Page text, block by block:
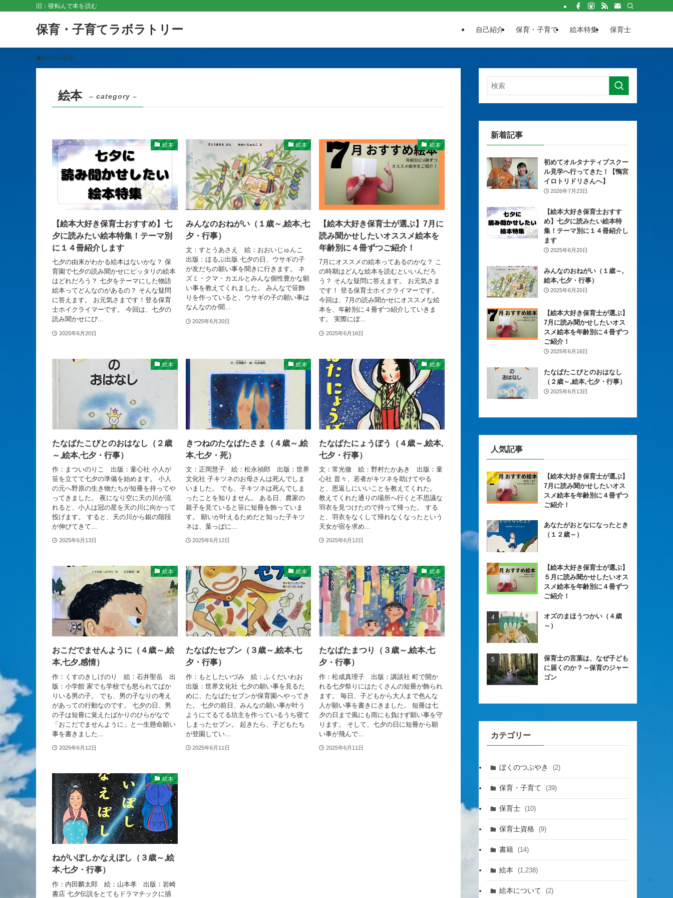
旧：寝転んで本を読む
保育・子育てラボラトリー 自己紹介 保育・子育て 絵本特集 保育士
ホーム 絵本
絵本 – category –
絵本
【絵本大好き保育士おすすめ】七
夕に読みたい絵本特集！テーマ別
に１４冊紹介します
七夕の由来がわかる絵本はないかな？ 保
育園で七夕の読み聞かせにピッタリの絵本
はどれだろう？ 七夕をテーマにした物語
絵本ってどんなのがあるの？ そんな疑問
に答えます。 お元気さまです！登る保育
士ホイクライマーです。 今回は、七夕の
読み聞かせにぴ...
2025年6月20日
絵本
みんなのおねがい（１歳～,絵本,七
夕・行事）
文：すとうあさえ 絵：おおいじゅんこ
出版：ほるぷ出版 七夕の日、ウサギの子
が友だちの願い事を聞きに行きます。 ネ
ズミ・クマ・カエルとみんな個性豊かな願
い事を教えてくれました。 みんなで笹飾
りを作っていると、ウサギの子の願い事は
なんなのか聞...
2025年6月20日
絵本
【絵本大好き保育士が選ぶ】7月に
読み聞かせしたいオススメ絵本を
年齢別に４冊ずつご紹介！
7月にオススメの絵本ってあるのかな？ こ
の時期はどんな絵本を読むといいんだろ
う？ そんな疑問に答えます。 お元気さま
です！ 登る保育士ホイクライマーです。
今回は、7月の読み聞かせにオススメな絵
本を、年齢別に４冊ずつ紹介していきま
す。 実際にぼ...
2025年6月16日
絵本
たなばたこびとのおはなし（２歳
～,絵本,七夕・行事）
作：まついのりこ 出版：童心社 小人が
笹を立てて七夕の準備を始めます。 小人
の元へ野原の生き物たちが短冊を持ってや
ってきました。 夜になり空に天の川が流
れると、小人は冠の星を天の川に向かって
投げます。 すると、天の川から銀の階段
が伸びてきて...
2025年6月13日
絵本
きつねのたなばたさま（４歳～,絵
本,七夕・死）
文：正岡慧子 絵：松永禎郎 出版：世界
文化社 子キツネのお母さんは死んでしま
いました。 でも、子キツネは死んでしま
ったことを知りません。 ある日、農家の
親子を見ていると笹に短冊を飾っていま
す。 願いが叶えるためだと知った子キツ
ネは、葉っぱに...
2025年6月12日
絵本
たなばたにょうぼう（４歳～,絵本,
七夕・行事）
文：常光徹 絵：野村たかあき 出版：童
心社 昔々、若者がキツネを助けてやる
と、恩返しにいいことを教えてくれた。
教えてくれた通りの場所へ行くと不思議な
羽衣を見つけたので持って帰った。 する
と、羽衣をなくして帰れなくなったという
天女が宿を求め...
2025年6月12日
絵本
おこだでませんように（４歳～,絵
本,七夕,感情）
作：くすのきしげのり 絵：石井聖岳 出
版：小学館 家でも学校でも怒られてばか
りいる男の子。 でも、男の子なりの考え
があっての行動なのです。 七夕の日、男
の子は短冊に覚えたばかりのひらがなで
「おこだでませんように」と一生懸命願い
事を書きました...
2025年6月12日
絵本
たなばたセブン（３歳～,絵本,七
夕・行事）
作：もとしたいづみ 絵：ふくだいわお
出版：世界文化社 七夕の願い事を見るた
めに、たなばたセブンが保育園へやってき
た。 七夕の前日、みんなの願い事が叶う
ようにてるてる坊主を作っているうち寝て
しまったセブン。 起きたら、子どもたち
が登園してい...
2025年6月11日
絵本
たなばたまつり（３歳～,絵本,七
夕・行事）
作：松成真理子 出版：講談社 町で開か
れる七夕祭りにはたくさんの短冊が飾られ
ます。 毎日、子どもから大人まで色んな
人が願い事を書きにきました。 短冊は七
夕の日まで風にも雨にも負けず願い事を守
ります。 そして、七夕の日に短冊から願
い事が飛んで...
2025年6月11日
絵本
ねがいぼしかなえぼし（３歳～,絵
本,七夕・行事）
作：内田麟太郎 絵：山本孝 出版：岩崎
書店 七夕伝説をとてもドラマチックに描
新着記事
初めてオルタナティブスクー
ル見学へ行ってきた！【鴨宮
イロトリドリさんへ】
2026年7月23日
【絵本大好き保育士おすす
め】七夕に読みたい絵本特
集！テーマ別に１４冊紹介し
ます
2025年6月20日
みんなのおねがい（１歳～,
絵本,七夕・行事）
2025年6月20日
【絵本大好き保育士が選ぶ】
7月に読み聞かせしたいオス
スメ絵本を年齢別に４冊ずつ
ご紹介！
2025年6月16日
たなばたこびとのおはなし
（２歳～,絵本,七夕・行事）
2025年6月13日
人気記事
【絵本大好き保育士が選ぶ】
7月に読み聞かせしたいオス
スメ絵本を年齢別に４冊ずつ
ご紹介！
あなたがおとなになったとき
（１２歳～）
【絵本大好き保育士が選ぶ】
５月に読み聞かせしたいオス
スメ絵本を年齢別に４冊ずつ
ご紹介！
オズのまほうつかい（４歳
～）
保育士の言葉は、なぜ子ども
に届くのか？～保育のジャー
ゴン
カテゴリー
ぼくのつぶやき (2)
保育・子育て (39)
保育士 (10)
保育士資格 (9)
書籍 (14)
絵本 (1,238)
絵本について (2)